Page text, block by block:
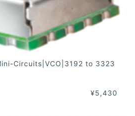
Circuits|VCO|3192 to 3323
¥5,430